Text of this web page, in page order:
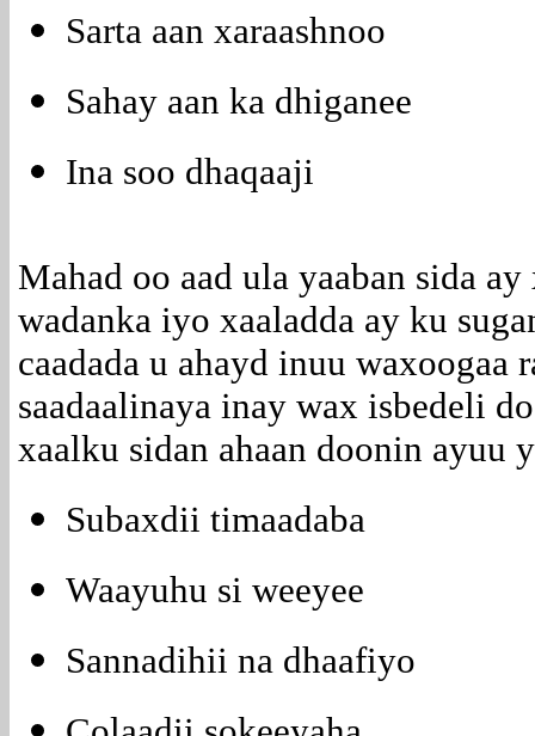
Sarta aan xaraashnoo
Sahay aan ka dhiganee
Ina soo dhaqaaji
Mahad oo aad ula yaaban sida
wadanka iyo xaaladda ay ku
caadada u ahayd inuu
saadaalinaya inay wax isbedeli
xaalku sidan ahaan doonin ayuu
Subaxdii timaadaba
Waayuhu si weeyee
Sannadihii na dhaafiyo